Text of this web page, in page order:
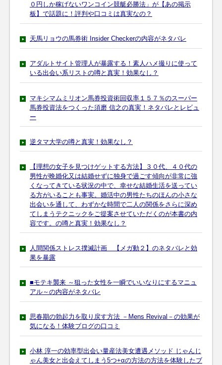
０円しか稼げないワンコイン競艇必勝法」が【あの掲示
板】で話題に！評判や口コミは真実なの？
天馬リョウの馬券術 Insider Checkerの内容がネタバレ
アダルトサイト管理人が暴露する！素人ハメ撮りに使って
いる出会い系リストの噂と真実！効果なし？
マキシマムミリオン馬券投資術回収率１５７％のスーパー
馬券投資法をつくった須磨 信之の真実！ネタバレとレビュ
ー
逆タマ大学の噂と真実！効果なし？
【理想の女子を見つけゲットする方法】３０代、４０代の
男性が晩婚化又は結婚せずに独身で過ごす傾向が非常に強
くなってきている状況の中で、幸せな結婚生活を送ってい
る方がいることも事実。婚活中の男性たちのほんの小さな
出会いを通して、わずかな時間で二人の関係をさらに深め
てしまうテクニックをご提案させていただくのが本書の内
容です。の噂と真実！効果なし？
人間関係ストレス撲滅計画 【メガ動２】のネタバレと効
果を暴露
■モテキ襲来 ～狙った女性を一瞬でいいなりにするマニュ
アル～の内容がネタバレ
思春期の勃起力を取り戻す方法 －Mens Revival－の効果が
気になる！体験ブログの口コミ
小林 淳一の効率型出会い量産法美女遭遇メソッド じゃんじ
ゃん美女と出会えてしまう5つ+αの方法の方法を体験したブ